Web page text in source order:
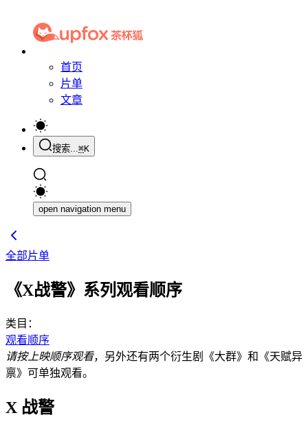
首页
片单
文章
搜索...⌘K
open navigation menu
全部片单
《X战警》系列观看顺序
类目：
观看顺序
请按上映顺序观看，另外还有两个衍生剧《大群》和《天赋异
禀》可单独观看。
X 战警